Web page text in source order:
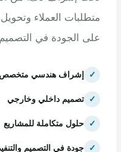
العملاء وتحويل
في التصميم والتنفيذ.
إشراف هندسي متخصص
تصميم داخلي وخارجي
حلول متكاملة للمشاريع
جودة في التصميم والتنفيذ